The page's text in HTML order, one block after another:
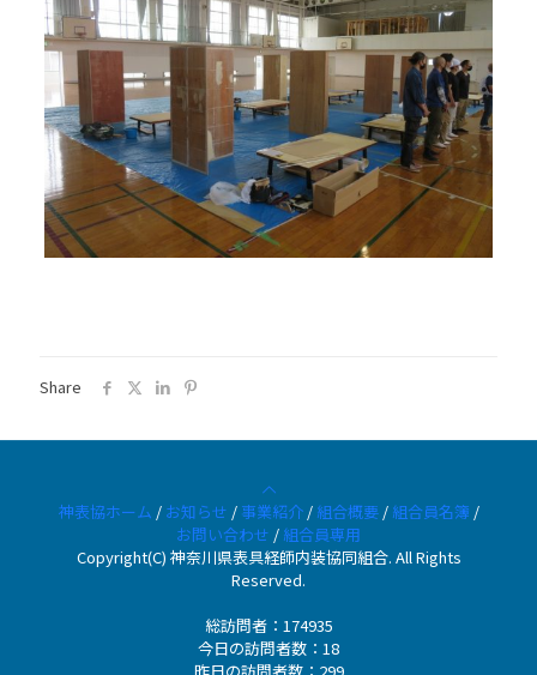
Share
神表協ホーム / お知らせ / 事業紹介/ 組合概要/ 組合員名簿 /
お問い合わせ / 組合員専用
Copyright(C) 神奈川県表具経師内装協同組合. All Rights
Reserved.
総訪問者：174935
今日の訪問者数：18